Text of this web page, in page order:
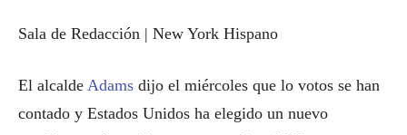
Sala de Redacción | New York Hispano
El alcalde Adams dijo el miércoles que lo votos se han
contado y Estados Unidos ha elegido un nuevo